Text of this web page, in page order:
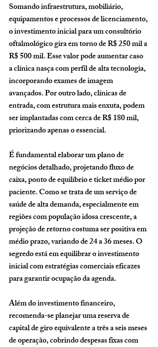
Somando infraestrutura, mobiliário,
equipamentos e processos de licenciamento,
o investimento inicial para um consultório
oftalmológico gira em torno de R$ 250 mil a
R$ 500 mil. Esse valor pode aumentar caso
a clínica nasça com perfil de alta tecnologia,
incorporando exames de imagem
avançados. Por outro lado, clínicas de
entrada, com estrutura mais enxuta, podem
ser implantadas com cerca de R$ 180 mil,
priorizando apenas o essencial.
É fundamental elaborar um plano de
negócios detalhado, projetando fluxo de
caixa, ponto de equilíbrio e ticket médio por
paciente. Como se trata de um serviço de
saúde de alta demanda, especialmente em
regiões com população idosa crescente, a
projeção de retorno costuma ser positiva em
médio prazo, variando de 24 a 36 meses. O
segredo está em equilibrar o investimento
inicial com estratégias comerciais eficazes
para garantir ocupação da agenda.
Além do investimento financeiro,
recomenda-se planejar uma reserva de
capital de giro equivalente a três a seis meses
de operação, cobrindo despesas fixas com